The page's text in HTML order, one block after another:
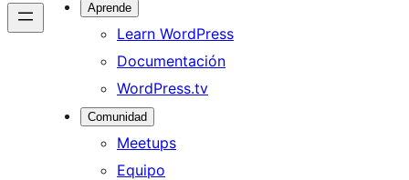
Aprende
Learn WordPress
Documentación
WordPress.tv
Comunidad
Meetups
Equipo